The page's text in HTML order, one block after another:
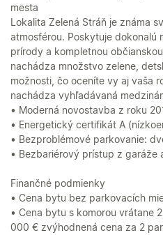
mesta
Lokalita Zelená Stráň je známa
atmosférou. Poskytuje dokonalú
prírody a kompletnou
nachádza množstvo zelene,
možnosti, čo oceníte vy aj vaša
nachádza vyhľadávaná
• Moderná novostavba z roku
• Energetický certifikát A
• Bezproblémové parkovanie:
• Bezbariérový prístup z garáže
Finančné podmienky
• Cena bytu bez parkovacích
• Cena bytu s komorou vrátane
000 € zvýhodnená cena za 2